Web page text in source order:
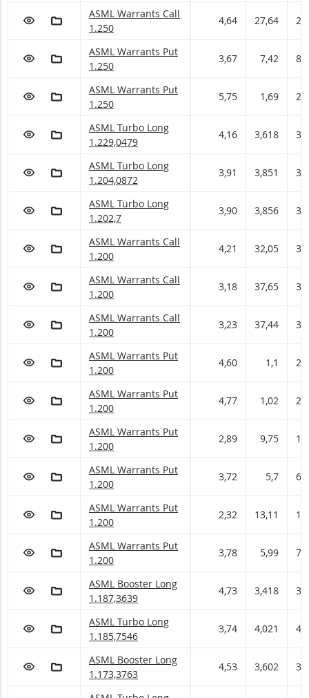
VOEG TOE AAN WATCHLIST
AAN PORTFOLIO TOEVOEGEN
ASML Warrants met ISIN code:
ASML Warrants Call
1.250
4,64 27,64
VOEG TOE AAN WATCHLIST
AAN PORTFOLIO TOEVOEGEN
ASML Warrants met ISIN code:
ASML Warrants Put
1.250
3,67 7,42
VOEG TOE AAN WATCHLIST
AAN PORTFOLIO TOEVOEGEN
ASML Warrants met ISIN code:
ASML Warrants Put
1.250
5,75 1,69
VOEG TOE AAN WATCHLIST
AAN PORTFOLIO TOEVOEGEN
ASML Turbo met ISIN code:
ASML Turbo Long
1.229,0479
4,16 3,618
VOEG TOE AAN WATCHLIST
AAN PORTFOLIO TOEVOEGEN
ASML Turbo met ISIN code:
ASML Turbo Long
1.204,0872
3,91 3,851
VOEG TOE AAN WATCHLIST
AAN PORTFOLIO TOEVOEGEN
ASML Turbo met ISIN code:
ASML Turbo Long
1.202,7
3,90 3,856
VOEG TOE AAN WATCHLIST
AAN PORTFOLIO TOEVOEGEN
ASML Warrants met ISIN code:
ASML Warrants Call
1.200
4,21 32,05
VOEG TOE AAN WATCHLIST
AAN PORTFOLIO TOEVOEGEN
ASML Warrants met ISIN code:
ASML Warrants Call
1.200
3,18 37,65
VOEG TOE AAN WATCHLIST
AAN PORTFOLIO TOEVOEGEN
ASML Warrants met ISIN code:
ASML Warrants Call
1.200
3,23 37,44
VOEG TOE AAN WATCHLIST
AAN PORTFOLIO TOEVOEGEN
ASML Warrants met ISIN code:
ASML Warrants Put
1.200
4,60 1,1
VOEG TOE AAN WATCHLIST
AAN PORTFOLIO TOEVOEGEN
ASML Warrants met ISIN code:
ASML Warrants Put
1.200
4,77 1,02
VOEG TOE AAN WATCHLIST
AAN PORTFOLIO TOEVOEGEN
ASML Warrants met ISIN code:
ASML Warrants Put
1.200
2,89 9,75
VOEG TOE AAN WATCHLIST
AAN PORTFOLIO TOEVOEGEN
ASML Warrants met ISIN code:
ASML Warrants Put
1.200
3,72 5,7
VOEG TOE AAN WATCHLIST
AAN PORTFOLIO TOEVOEGEN
ASML Warrants met ISIN code:
ASML Warrants Put
1.200
2,32 13,11
VOEG TOE AAN WATCHLIST
AAN PORTFOLIO TOEVOEGEN
ASML Warrants met ISIN code:
ASML Warrants Put
1.200
3,78 5,99
VOEG TOE AAN WATCHLIST
AAN PORTFOLIO TOEVOEGEN
ASML Booster met ISIN code:
ASML Booster Long
1.187,3639
4,73 3,418
VOEG TOE AAN WATCHLIST
AAN PORTFOLIO TOEVOEGEN
ASML Turbo met ISIN code:
ASML Turbo Long
1.185,7546
3,74 4,021
VOEG TOE AAN WATCHLIST
AAN PORTFOLIO TOEVOEGEN
ASML Booster met ISIN code:
ASML Booster Long
1.173,3763
4,53 3,602